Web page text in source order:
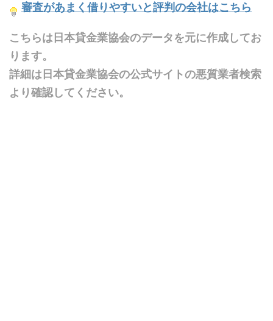
審査があまく借りやすいと評判の会社はこちら
こちらは日本貸金業協会のデータを元に作成してお
ります。
詳細は日本貸金業協会の公式サイトの悪質業者検索
より確認してください。